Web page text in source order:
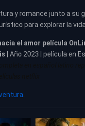
y romance junto a
para explorar la
el amor película
| Año 2023 | película en